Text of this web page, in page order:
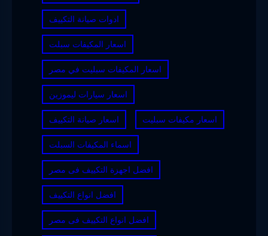
ادوات صيانة التكييف
اسعار المكيفات سبلت
اسعار المكيفات سبليت في مصر
اسعار سيارات ليموزين
اسعار صيانة التكييف اسعار مكيفات سبليت
اسماء المكيفات السبلت
افضل اجهزة التكييف فى مصر
افضل انواع التكييف
افضل انواع التكييف فى مصر